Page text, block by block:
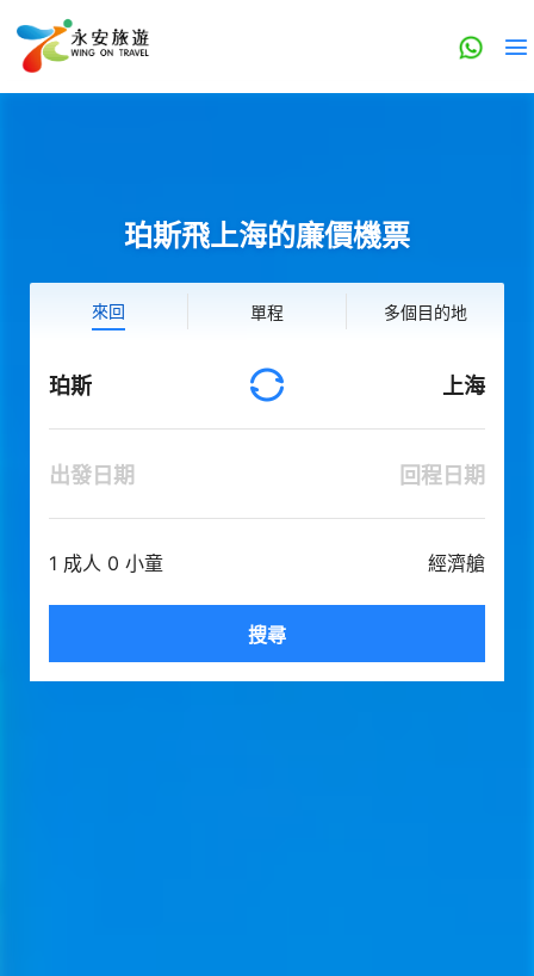
珀斯飛上海的廉價機票
來回 單程 多個目的地
珀斯 上海
出發日期 回程日期
1 成人 0 小童 經濟艙
搜尋